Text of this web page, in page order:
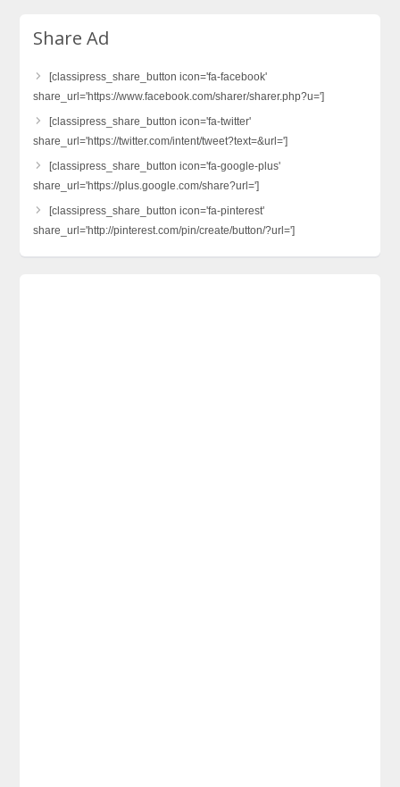
Share Ad
[classipress_share_button icon='fa-facebook'
share_url='https://www.facebook.com/sharer/sharer.php?u=']
[classipress_share_button icon='fa-twitter'
share_url='https://twitter.com/intent/tweet?text=&url=']
[classipress_share_button icon='fa-google-plus'
share_url='https://plus.google.com/share?url=']
[classipress_share_button icon='fa-pinterest'
share_url='http://pinterest.com/pin/create/button/?url=']